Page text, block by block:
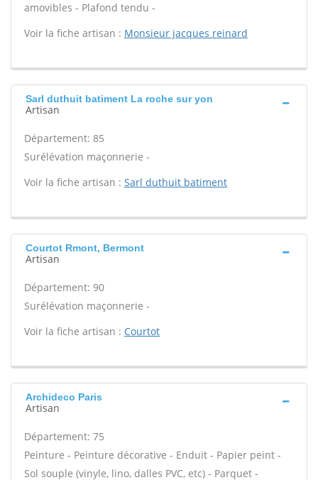
amovibles - Plafond tendu -
Voir la fiche artisan : Monsieur jacques reinard
Sarl duthuit batiment La roche sur yon
Artisan
Département: 85
Surélévation maçonnerie -
Voir la fiche artisan : Sarl duthuit batiment
Courtot Rmont, Bermont
Artisan
Département: 90
Surélévation maçonnerie -
Voir la fiche artisan : Courtot
Archideco Paris
Artisan
Département: 75
Peinture - Peinture décorative - Enduit - Papier peint -
Sol souple (vinyle, lino, dalles PVC, etc) - Parquet -